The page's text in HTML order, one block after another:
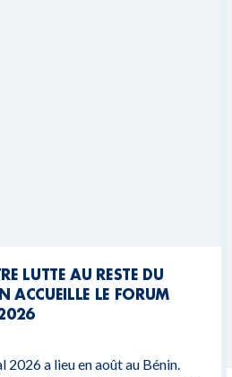
LUTTE AU RESTE DU
ACCUEILLE LE FORUM
2026 a lieu en août au Bénin.